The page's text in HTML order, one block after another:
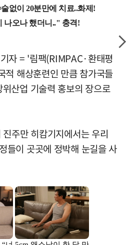
자 = '림팩(RIMPAC·환태평
적 해상훈련인 만큼 참가국들
산업 기술력 홍보의 장으로
주만 히캄기지에서는 우리
들이 곳곳에 정박해 눈길을 사